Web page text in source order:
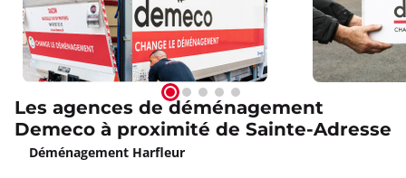
Les agences de déménagement
Demeco à proximité de Sainte-Adresse
Déménagement Harfleur